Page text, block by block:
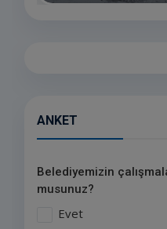
ANKET
Belediyemizin
musunuz?
Evet